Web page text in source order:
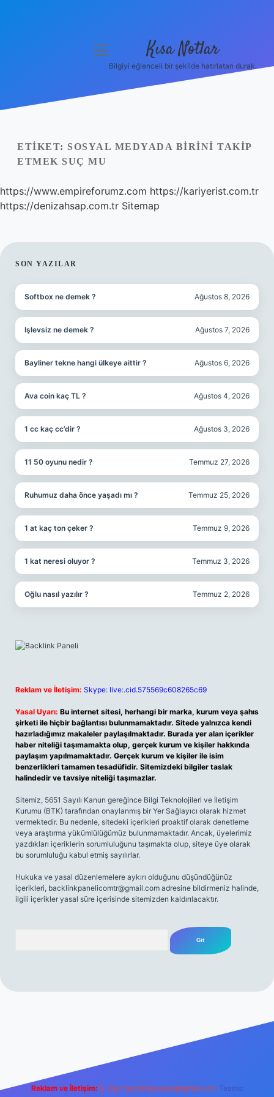
Yasal Uyarı
Hakkımızda
menüyü
Kısa Notlar
Bilgiyi eğlenceli bir şekilde hatırlatan durak.
ETIKET: SOSYAL MEDYADA BIRINI TAKIP
ETMEK SUÇ MU
https://www.empireforumz.com https://kariyerist.com.tr
https://denizahsap.com.tr Sitemap
SIDEBAR
SON YAZILAR
Softbox ne demek ? Ağustos 8, 2026
Işlevsiz ne demek ? Ağustos 7, 2026
Bayliner tekne hangi ülkeye aittir ? Ağustos 6, 2026
Ava coin kaç TL ? Ağustos 4, 2026
1 cc kaç cc’dir ? Ağustos 3, 2026
11 50 oyunu nedir ? Temmuz 27, 2026
Ruhumuz daha önce yaşadı mı ? Temmuz 25, 2026
1 at kaç ton çeker ? Temmuz 9, 2026
1 kat neresi oluyor ? Temmuz 3, 2026
Oğlu nasıl yazılır ? Temmuz 2, 2026
Reklam ve İletişim: Skype: live:.cid.575569c608265c69
Yasal Uyarı: Bu internet sitesi, herhangi bir marka, kurum veya şahıs
şirketi ile hiçbir bağlantısı bulunmamaktadır. Sitede yalnızca kendi
hazırladığımız makaleler paylaşılmaktadır. Burada yer alan içerikler
haber niteliği taşımamakta olup, gerçek kurum ve kişiler hakkında
paylaşım yapılmamaktadır. Gerçek kurum ve kişiler ile isim
benzerlikleri tamamen tesadüfidir. Sitemizdeki bilgiler taslak
halindedir ve tavsiye niteliği taşımazlar.
Sitemiz, 5651 Sayılı Kanun gereğince Bilgi Teknolojileri ve İletişim
Kurumu (BTK) tarafından onaylanmış bir Yer Sağlayıcı olarak hizmet
vermektedir. Bu nedenle, sitedeki içerikleri proaktif olarak denetleme
veya araştırma yükümlülüğümüz bulunmamaktadır. Ancak, üyelerimiz
yazdıkları içeriklerin sorumluluğunu taşımakta olup, siteye üye olarak
bu sorumluluğu kabul etmiş sayılırlar.
Hukuka ve yasal düzenlemelere aykırı olduğunu düşündüğünüz
içerikleri, backlinkpanelicomtr@gmail.com adresine bildirmeniz halinde,
ilgili içerikler yasal süre içerisinde sitemizden kaldırılacaktır.
Reklam ve İletişim: E-mail: backlinkpaneli@gmail.com Teams: